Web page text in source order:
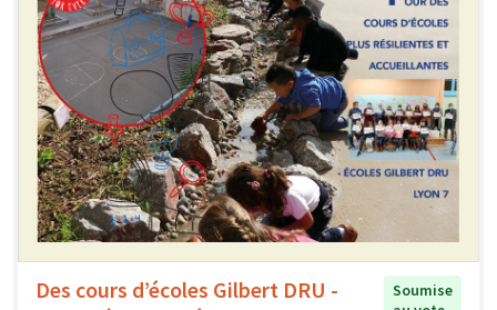
Des cours d’écoles Gilbert DRU -
Soumise